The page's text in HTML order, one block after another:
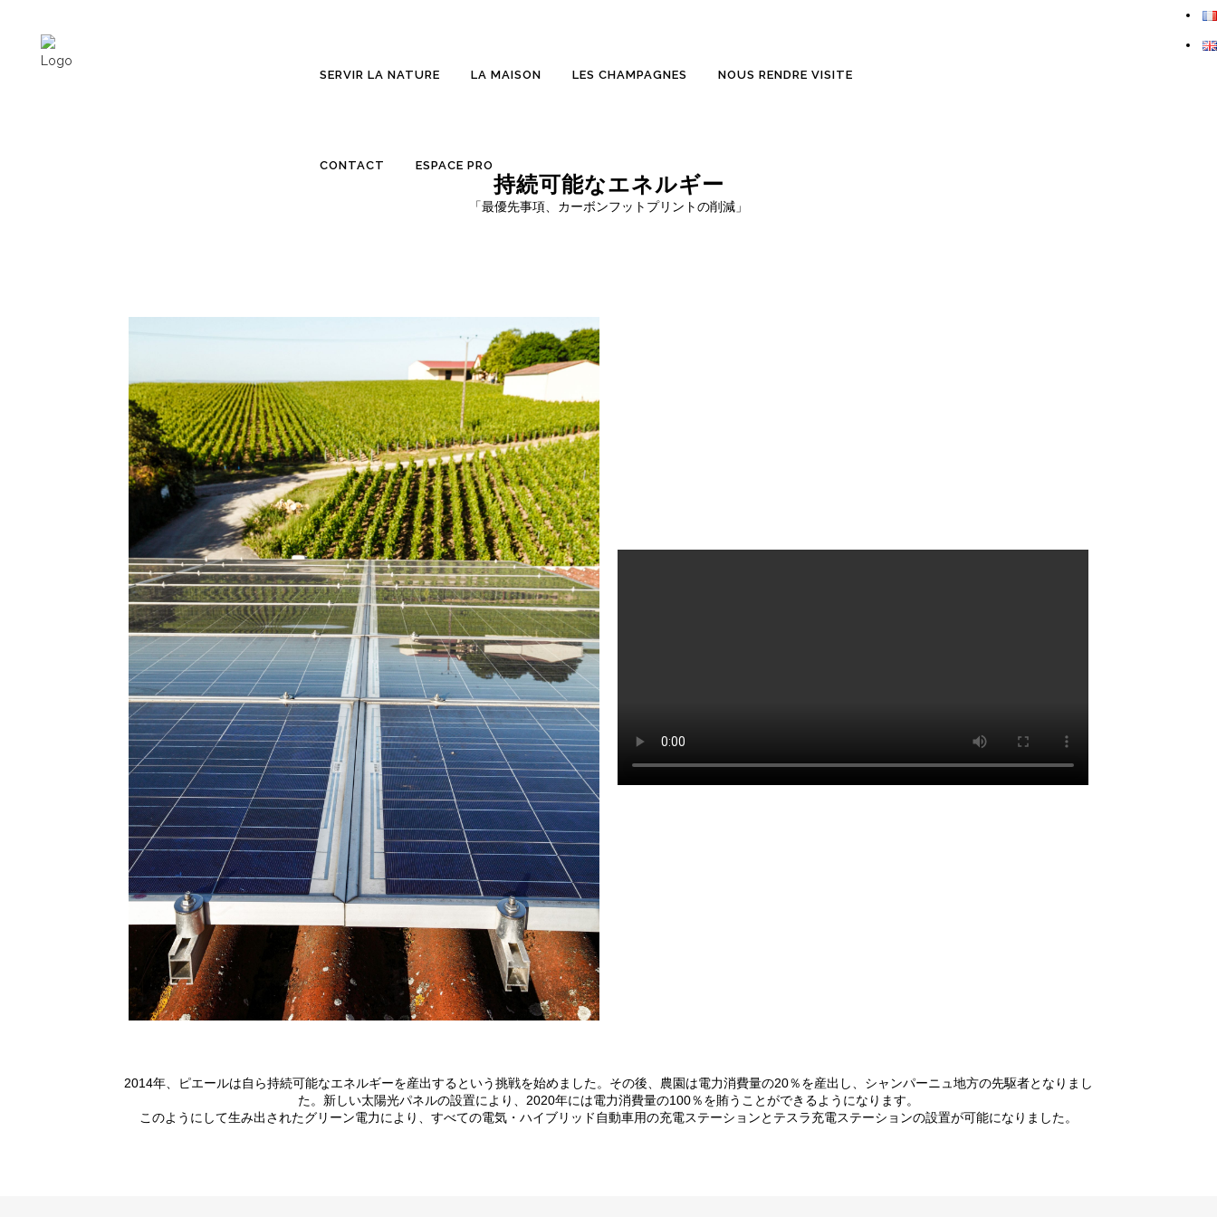
SERVIR LA NATURE LA MAISON LES CHAMPAGNES NOUS RENDRE VISITE
CONTACT ESPACE PRO
持続可能なエネルギー
「最優先事項、カーボンフットプリントの削減」
2014年、ピエールは自ら持続可能なエネルギーを産出するという挑戦を始めました。その後、農園は電力消費量の20％を産出し、シャンパーニュ地方の先駆者となりまし
た。新しい太陽光パネルの設置により、2020年には電力消費量の100％を賄うことができるようになります。
このようにして生み出されたグリーン電力により、すべての電気・ハイブリッド自動車用の充電ステーションとテスラ充電ステーションの設置が可能になりました。